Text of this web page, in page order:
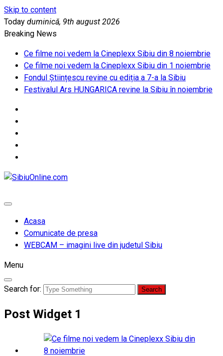
Skip to content
Today duminică, 9th august 2026
Breaking News
Ce filme noi vedem la Cineplexx Sibiu din 8 noiembrie
Ce filme noi vedem la Cineplexx Sibiu din 1 noiembrie
Fondul Științescu revine cu ediția a 7-a la Sibiu
Festivalul Ars HUNGARICA revine la Sibiu în noiembrie
Acasa
Comunicate de presa
WEBCAM – imagini live din judetul Sibiu
Menu
Search for:
Post Widget 1